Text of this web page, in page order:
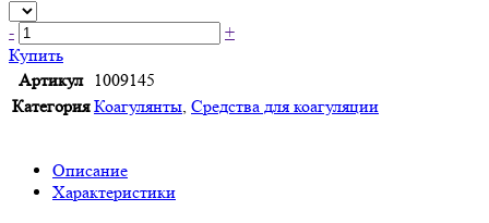
-
+
Купить
Артикул
1009145
Категория Коагулянты Средства для коагуляции
Описание
Характеристики